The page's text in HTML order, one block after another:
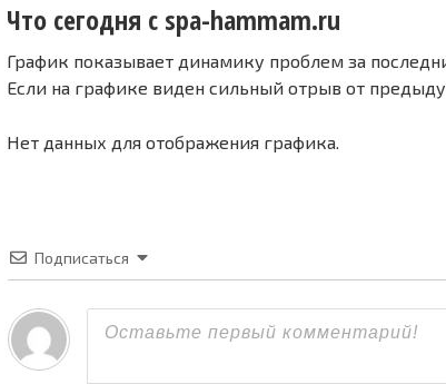
Что сегодня с spa-hammam.ru
График показывает динамику проблем за
Если на графике виден сильный отрыв от
Нет данных для отображения графика.
Подписаться